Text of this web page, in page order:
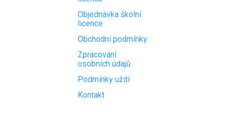
Objednávka školní
licence
Obchodní podmínky
Zpracování
osobních údajů
Podmínky užití
Kontakt